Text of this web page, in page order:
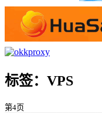
标签：VPS
第4页